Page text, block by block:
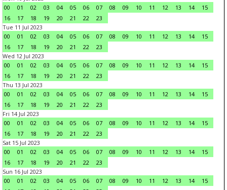
00
01 02 03 04 05 06 07 08 09 10 11 12 13 14
15
16
17 18 19 20 21 22
23
Tue 11 Jul 2023
00
01 02 03 04 05 06 07 08 09 10 11 12 13 14
15
16
17 18 19 20 21 22
23
Wed 12 Jul 2023
00
01 02 03 04 05 06 07 08 09 10 11 12 13 14
15
16
17 18 19 20 21 22
23
Thu 13 Jul 2023
00
01 02 03 04 05 06 07 08 09 10 11 12 13 14
15
16
17 18 19 20 21 22
23
Fri 14 Jul 2023
00
01 02 03 04 05 06 07 08 09 10 11 12 13 14
15
16
17 18 19 20 21 22
23
Sat 15 Jul 2023
00
01 02 03 04 05 06 07 08 09 10 11 12 13 14
15
16
17 18 19 20 21 22
23
Sun 16 Jul 2023
00
01 02 03 04 05 06 07 08 09 10 11 12 13 14
15